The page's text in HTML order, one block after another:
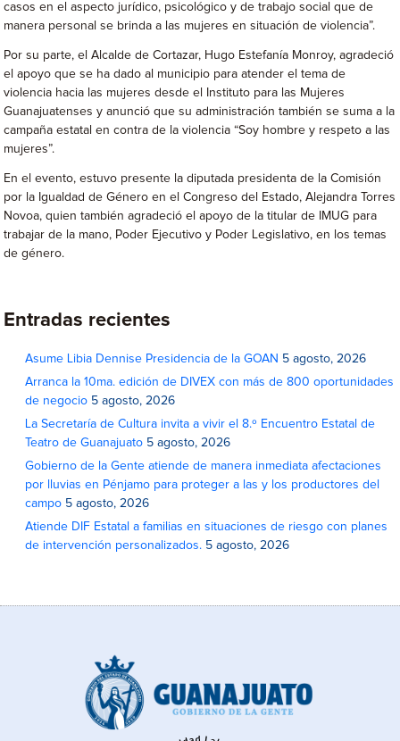
casos en el aspecto jurídico, psicológico y de trabajo social que de
manera personal se brinda a las mujeres en situación de violencia”.
Por su parte, el Alcalde de Cortazar, Hugo Estefanía Monroy, agradeció
el apoyo que se ha dado al municipio para atender el tema de
violencia hacia las mujeres desde el Instituto para las Mujeres
Guanajuatenses y anunció que su administración también se suma a la
campaña estatal en contra de la violencia “Soy hombre y respeto a las
mujeres”.
En el evento, estuvo presente la diputada presidenta de la Comisión
por la Igualdad de Género en el Congreso del Estado, Alejandra Torres
Novoa, quien también agradeció el apoyo de la titular de IMUG para
trabajar de la mano, Poder Ejecutivo y Poder Legislativo, en los temas
de género.
Entradas recientes
Asume Libia Dennise Presidencia de la GOAN 5 agosto, 2026
Arranca la 10ma. edición de DIVEX con más de 800 oportunidades
de negocio 5 agosto, 2026
La Secretaría de Cultura invita a vivir el 8.º Encuentro Estatal de
Teatro de Guanajuato 5 agosto, 2026
Gobierno de la Gente atiende de manera inmediata afectaciones
por lluvias en Pénjamo para proteger a las y los productores del
campo 5 agosto, 2026
Atiende DIF Estatal a familias en situaciones de riesgo con planes
de intervención personalizados. 5 agosto, 2026